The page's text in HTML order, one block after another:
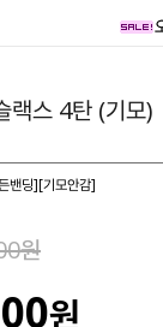
랙스 4탄 (기모)
밴딩][기모안감]
원
원